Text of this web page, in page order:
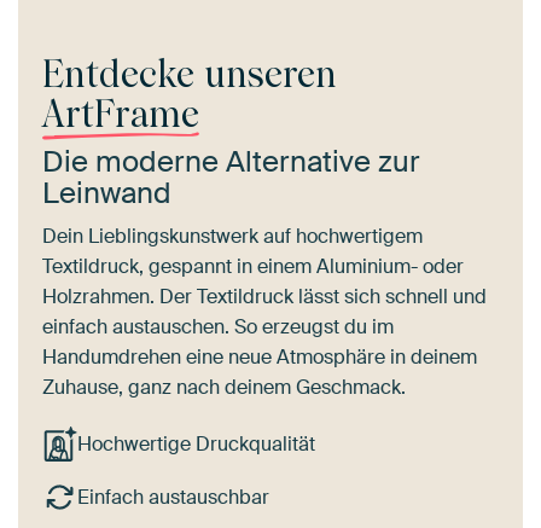
Entdecke unseren
ArtFrame
Die moderne Alternative zur
Leinwand
Dein Lieblingskunstwerk auf hochwertigem
Textildruck, gespannt in einem Aluminium- oder
Holzrahmen. Der Textildruck lässt sich schnell und
einfach austauschen. So erzeugst du im
Handumdrehen eine neue Atmosphäre in deinem
Zuhause, ganz nach deinem Geschmack.
Hochwertige Druckqualität
Einfach austauschbar